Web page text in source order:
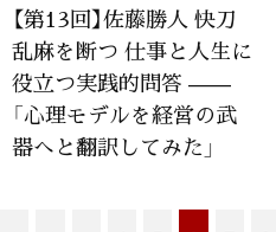
【第13回】佐藤勝人 快刀
乱麻を断つ 仕事と人生に
役立つ実践的問答 ——
「心理モデルを経営の武
器へと翻訳してみた」